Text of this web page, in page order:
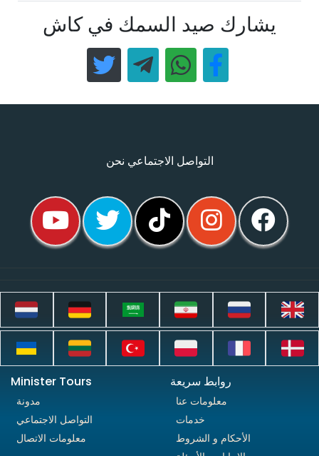
يشارك صيد السمك في كاش
التواصل الاجتماعي نحن
روابط سريعة
معلومات عنا
خدمات
الأحكام و الشروط
Minister Tours
مدونة
التواصل الاجتماعي
معلومات الاتصال